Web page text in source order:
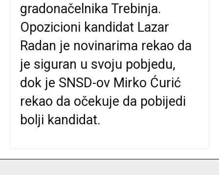
gradonačelnika Trebinja.
Opozicioni kandidat Lazar
Radan je novinarima rekao da
je siguran u svoju pobjedu,
dok je SNSD-ov Mirko Ćurić
rekao da očekuje da pobijedi
bolji kandidat.